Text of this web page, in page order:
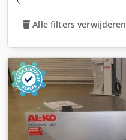
Alle filters verwijderen